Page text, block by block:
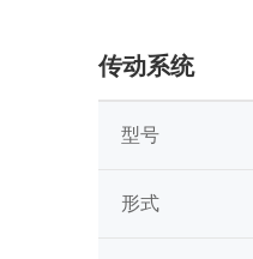
传动系统
型号
形式